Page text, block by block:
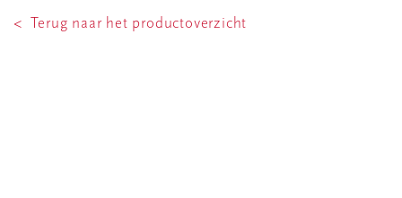
< Terug naar het productoverzicht